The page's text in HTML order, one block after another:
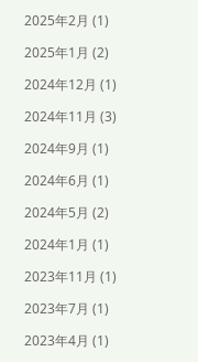
2025年2月 (1)
2025年1月 (2)
2024年12月 (1)
2024年11月 (3)
2024年9月 (1)
2024年6月 (1)
2024年5月 (2)
2024年1月 (1)
2023年11月 (1)
2023年7月 (1)
2023年4月 (1)